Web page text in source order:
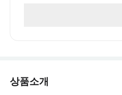
상품소개